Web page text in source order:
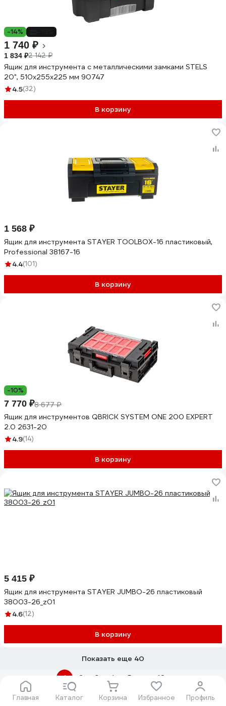
Главная Каталог Корзина Избранное Профиль
-14%
1 740 ₽
1 834 ₽2 142 ₽
Ящик для инструмента с металлическими замками STELS
20", 510x255x225 мм 90747
4.5(32)
В корзину
1 568 ₽
Ящик для инструмента STAYER TOOLBOX-16 пластиковый,
Professional 38167-16
4.4(101)
В корзину
-10%
7 770 ₽8 677 ₽
Ящик для инструментов QBRICK SYSTEM ONE 200 EXPERT
2.0 2631-20
4.9(14)
В корзину
5 415 ₽
Ящик для инструмента STAYER JUMBO-26 пластиковый
38003-26_z01
4.6(12)
В корзину
Показать еще 40
1 2 3 4 5 10
Часто ищут
Кейсы с выдвижными секциями